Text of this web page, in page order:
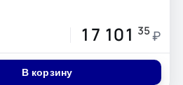
17 101 35 ₽
В корзину